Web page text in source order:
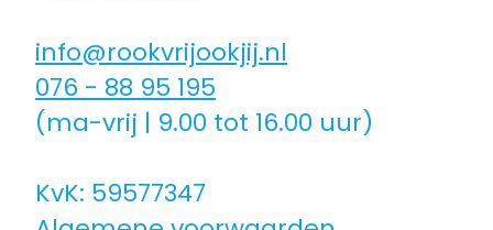
Voor coaches
Voor coaches in opleiding
info@rookvrijookjij.nl
076 - 88 95 195
(ma-vrij | 9.00 tot 16.00 uur)
KvK: 59577347